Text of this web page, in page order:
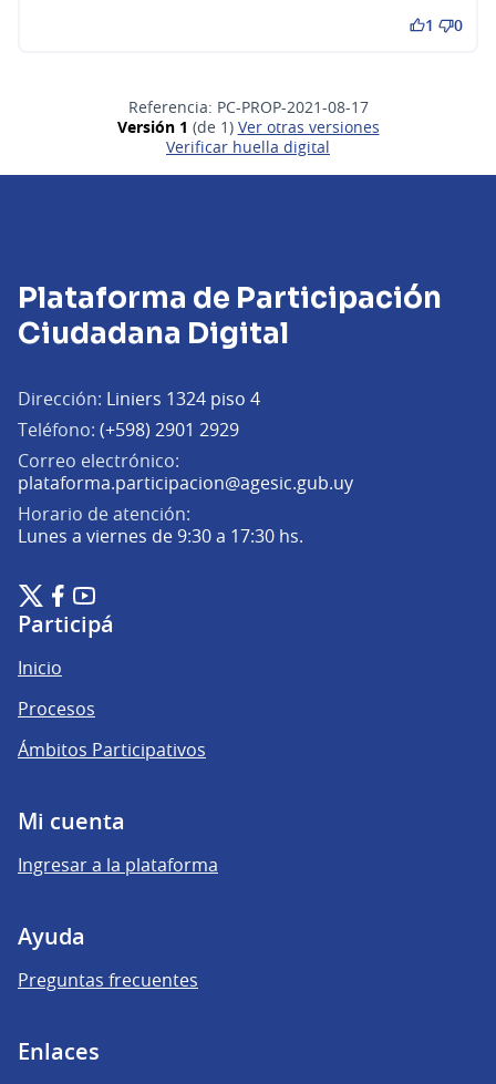
1 0
Referencia: PC-PROP-2021-08-17
Versión 1 (de 1)
ver otras versiones
Verificar huella digital
Plataforma de Participación
Ciudadana Digital
Dirección: Liniers 1324 piso 4
Teléfono: (+598) 2901 2929
Correo electrónico:
plataforma.participacion@agesic.gub.uy(Abrir en una
Horario de atención:
Lunes a viernes de 9:30 a 17:30 hs.
Plataforma de Participación Ciudadana Digital en X
(Enlace externo)
Plataforma de Participación Ciudadana Digital en Facebook
(Enlace externo)
Plataforma de Participación Ciudadana Digital en
(Enlace externo)
Participá
Inicio
Procesos
Ámbitos Participativos
Mi cuenta
Ingresar a la plataforma
Ayuda
Preguntas frecuentes
Enlaces